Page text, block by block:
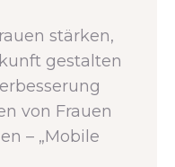
stärken,
gestalten
von Frauen
– „Mobile